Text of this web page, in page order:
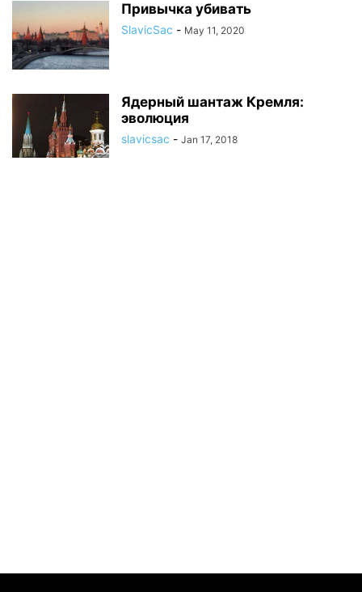
Привычка убивать
SlavicSac - May 11, 2020
Ядерный шантаж Кремля:
эволюция
slavicsac - Jan 17, 2018